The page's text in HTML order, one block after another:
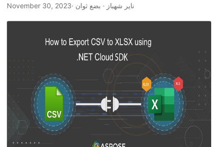
a
t
November 30, 2023 · ناير شهباز · بضع ثوان